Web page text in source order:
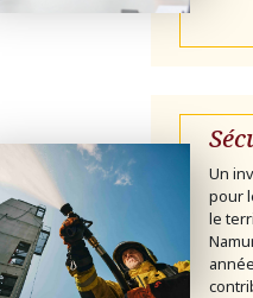
Un
pour
le